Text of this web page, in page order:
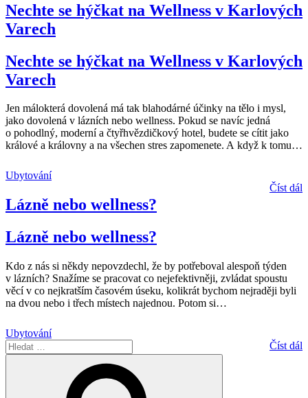
Nechte se hýčkat na Wellness v Karlových
Varech
Nechte se hýčkat na Wellness v Karlových
Varech
Jen málokterá dovolená má tak blahodárné účinky na tělo i mysl,
jako dovolená v lázních nebo wellness. Pokud se navíc jedná
o pohodlný, moderní a čtyřhvězdičkový hotel, budete se cítit jako
králové a královny a na všechen stres zapomenete. A když k tomu…
Ubytování
Číst dál
Lázně nebo wellness?
Lázně nebo wellness?
Kdo z nás si někdy nepovzdechl, že by potřeboval alespoň týden
v lázních? Snažíme se pracovat co nejefektivněji, zvládat spoustu
věcí v co nejkratším časovém úseku, kolikrát bychom nejraději byli
na dvou nebo i třech místech najednou. Potom si…
Ubytování
Číst dál
Hledat: